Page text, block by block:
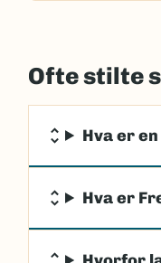
Ofte stilte
Hva er
Hva er